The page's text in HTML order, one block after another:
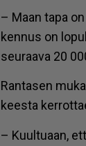
– Maan tapa
ken­nus on
seu­raa­va 20
Ran­ta­sen
kees­ta
– Kuul­tu­aan,